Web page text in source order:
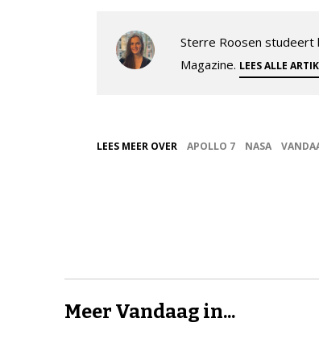
Sterre Roosen studeert
Magazine. LEES ALLE
LEES MEER OVER APOLLO 7 NASA
Meer Vandaag in...